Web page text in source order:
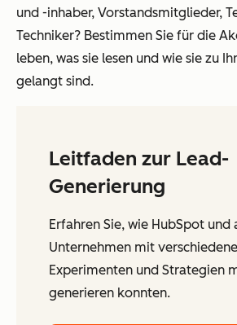
und -inhaber, Vorstandsmitglieder,
Techniker? Bestimmen Sie für die
leben, was sie lesen und wie sie zu
gelangt sind.
Leitfaden zur Lead-
Generierung
Erfahren Sie, wie HubSpot und
Unternehmen mit
Experimenten und Strategien
generieren konnten.